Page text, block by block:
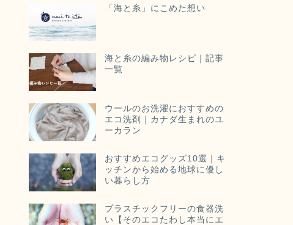
「海と糸」にこめた想い
海と糸の編み物レシピ｜記事
一覧
ウールのお洗濯におすすめの
エコ洗剤｜カナダ生まれのユ
ーカラン
おすすめエコグッズ10選｜キ
ッチンから始める地球に優し
い暮らし方
プラスチックフリーの食器洗
い【そのエコたわし本当にエ